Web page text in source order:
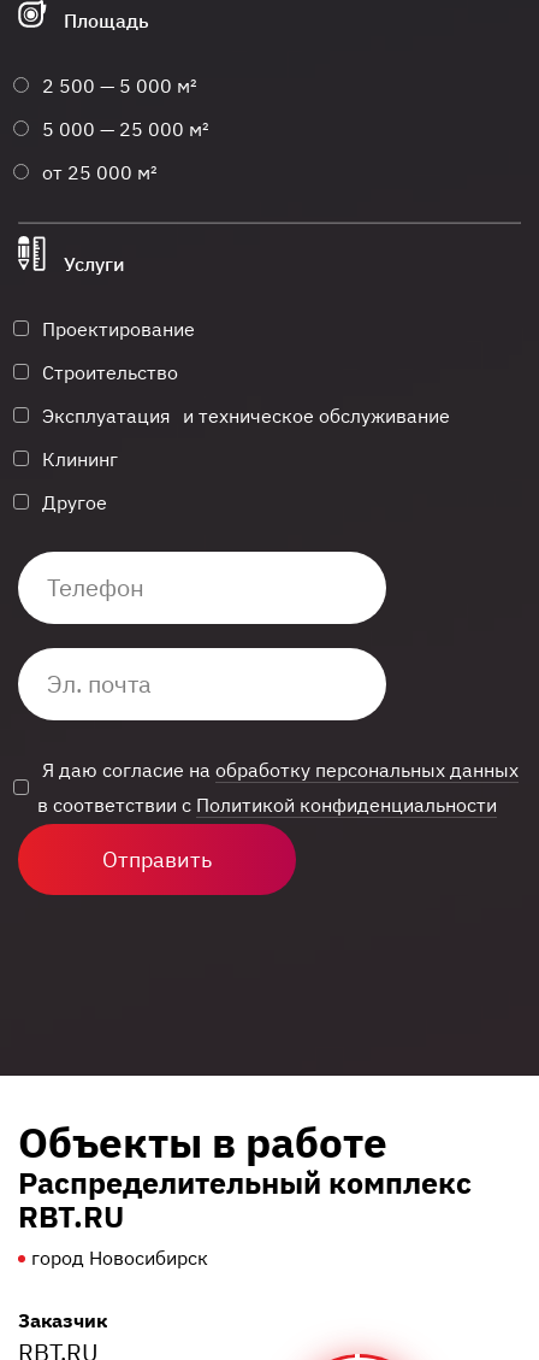
Площадь
2 500 — 5 000 м²
5 000 — 25 000 м²
от 25 000 м²
Услуги
Проектирование
Строительство
Эксплуатация и техническое обслуживание
Клининг
Другое
Я даю согласие на обработку персональных данных
в соответствии с Политикой конфиденциальности
Отправить
Объекты в работе
Распределительный комплекс
RBT.RU
город Новосибирск
Заказчик
RBT.RU